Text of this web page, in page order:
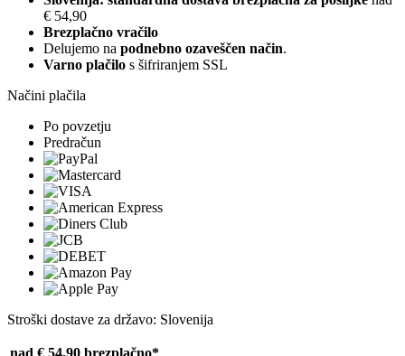
€ 54,90
Brezplačno vračilo
Delujemo na podnebno ozaveščen način.
Varno plačilo s šifriranjem SSL
Načini plačila
Po povzetju
Predračun
Stroški dostave za državo: Slovenija
nad € 54,90 brezplačno*